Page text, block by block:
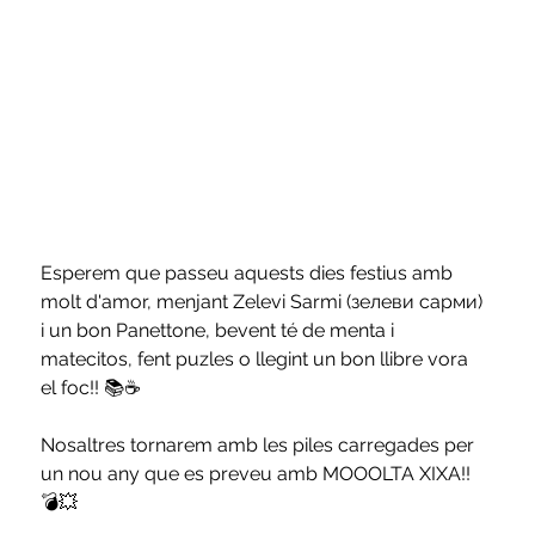
Esperem que passeu aquests dies festius amb
molt d'amor, menjant Zelevi Sarmi (зелеви сарми)
i un bon Panettone, bevent té de menta i
matecitos, fent puzles o llegint un bon llibre vora
el foc!! 📚☕
Nosaltres tornarem amb les piles carregades per
un nou any que es preveu amb MOOOLTA XIXA!!
💣💥